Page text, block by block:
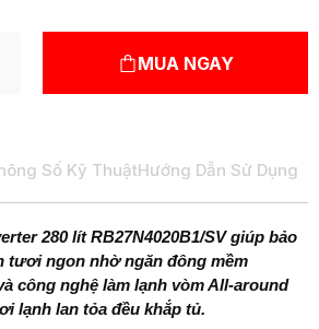
MUA NGAY
Số Kỹ ThuậtHướng Dẫn Sử Dụng
280 lít RB27N4020B1/SV giúp bảo
tươi ngon nhờ ngăn đông mềm
công nghệ làm lạnh vòm All-around
lạnh lan tỏa đều khắp tủ.